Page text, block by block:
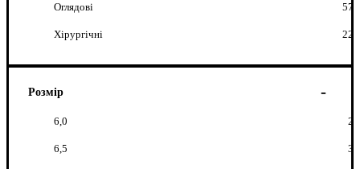
Оглядові 57
Хірургічні 22
Розмір
6,0 2
6,5 3